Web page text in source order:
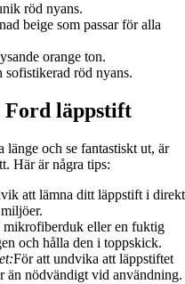
röd nyans.
beige som passar för alla
orange ton.
sofistikerad röd nyans.
Ford läppstift
och se fantastiskt ut, är
Här är några tips:
att lämna ditt läppstift i direkt
mikrofiberduk eller en fuktig
och hålla den i toppskick.
För att undvika att läppstiftet
än nödvändigt vid användning.